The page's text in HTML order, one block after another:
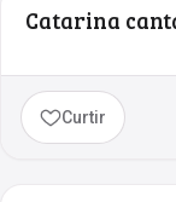
Catarina
Curtir